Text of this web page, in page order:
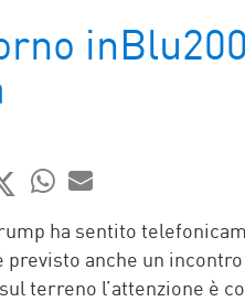
WHATSAPP
MAIL
ha sentito
previsto anche un
terreno l’attenzione è